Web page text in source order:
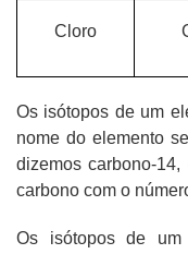
Cloro
Os isótopos de um
nome do elemento
dizemos carbono-
carbono com o
Os isótopos de um